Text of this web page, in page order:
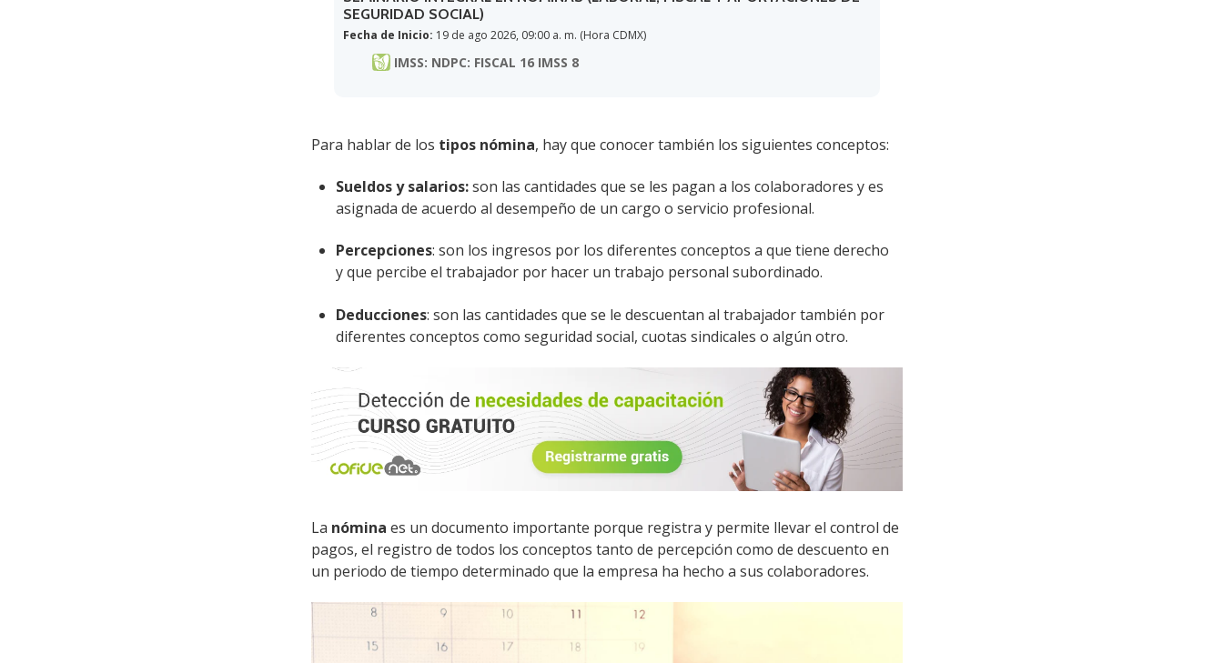
SEGURIDAD SOCIAL)
Fecha de Inicio: 19 de ago 2026, 09:00 a. m. (Hora CDMX)
IMSS: NDPC: FISCAL 16 IMSS 8
SEMINARIO EN DIRECCIÓN Y LIDERAZGO DE EQUIPOS DE ALTO DESEMPEÑO
Ver detalles Comprar $5,551
SEMINARIO INTEGRAL REPSE SERVICIOS ESPECIALIZADOS
Fecha de Inicio:02 de sept 2026, 09:00 a. m. (Hora CDMX)
Ver detalles Comprar $5,948
SEMINARIO INTEGRAL SOBRE FIDEICOMISOS
Fecha de Inicio:23 de sept 2026, 15:00 p. m. (Hora CDMX)
IMSS: NDPC: FISCAL 15
Comprar $7,570
DIPLOMADO FISCALIZACIÓN DIGITAL Y ATENCIÓN ESTRATÉGICA DE
Fecha de Inicio: 24 de sept 2026, 09:00 a. m. (Hora CDMX)
CONTABILIDAD 2
Ver detalles
Para hablar de los tipos nómina, hay que conocer también los siguientes conceptos:
Sueldos y salarios:son las cantidades que se les pagan a los colaboradores y es
asignada de acuerdo al desempeño de un cargo o servicio profesional.
Percepciones: son los ingresos por los diferentes conceptos a que tiene derecho
y que percibe el trabajador por hacer un trabajo personal subordinado.
Deducciones: son las cantidades que se le descuentan al trabajador también por
diferentes conceptos como seguridad social, cuotas sindicales o algún otro.
La nómina es un documento importante porque registra y permite llevar el control de
pagos, el registro de todos los conceptos tanto de percepción como de descuento en
un periodo de tiempo determinado que la empresa ha hecho a sus colaboradores.